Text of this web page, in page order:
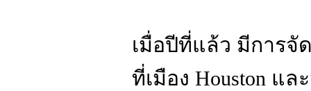
เมื่อปีที่แล้ว มีการ
ที่เมือง Houston แ